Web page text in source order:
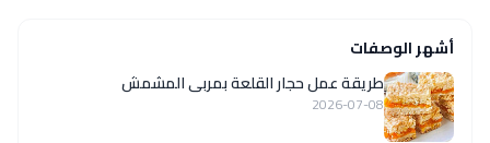
أشهر الوصفات
طريقة عمل حجار القلعة بمربى المشمش
2026-07-08